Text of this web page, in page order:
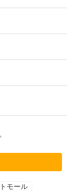
モール